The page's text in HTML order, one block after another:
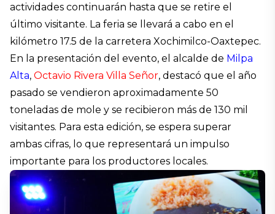
actividades continuarán hasta que se retire el
último visitante. La feria se llevará a cabo en el
kilómetro 17.5 de la carretera Xochimilco-Oaxtepec.
En la presentación del evento, el alcalde de Milpa
Alta, Octavio Rivera Villa Señor, destacó que el año
pasado se vendieron aproximadamente 50
toneladas de mole y se recibieron más de 130 mil
visitantes. Para esta edición, se espera superar
ambas cifras, lo que representará un impulso
importante para los productores locales.